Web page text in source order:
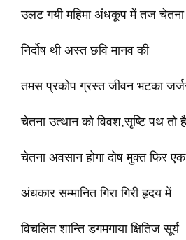
उलट गयी महिमा अंधकूप में तज
निर्दोष थी अस्त छवि मानव की
तमस प्रकोप ग्रस्त जीवन भटका
चेतना उत्थान को विवश,सृष्टि पथ तो
चेतना अवसान होगा दोष मुक्त फिर एक
अंधकार सम्मानित गिरा गिरी हृदय में
विचलित शान्ति डगमगाया क्षितिज सूर्य